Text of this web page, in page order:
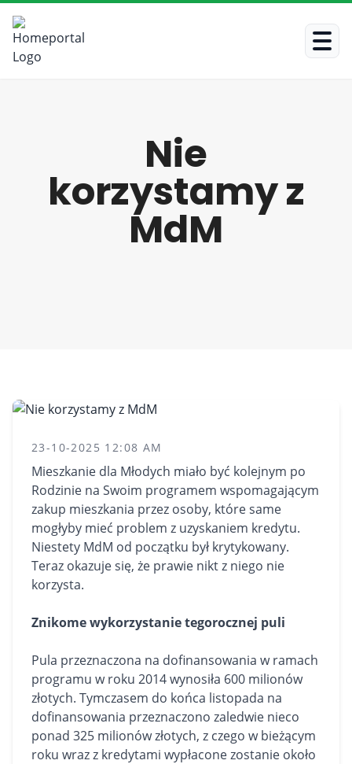
Nie
korzystamy z
MdM
23-10-2025 12:08 AM
Mieszkanie dla Młodych miało być kolejnym po
Rodzinie na Swoim programem wspomagającym
zakup mieszkania przez osoby, które same
mogłyby mieć problem z uzyskaniem kredytu.
Niestety MdM od początku był krytykowany.
Teraz okazuje się, że prawie nikt z niego nie
korzysta.
Znikome wykorzystanie tegorocznej puli
Pula przeznaczona na dofinansowania w ramach
programu w roku 2014 wynosiła 600 milionów
złotych. Tymczasem do końca listopada na
dofinansowania przeznaczono zaledwie nieco
ponad 325 milionów złotych, z czego w bieżącym
roku wraz z kredytami wypłacone zostanie około